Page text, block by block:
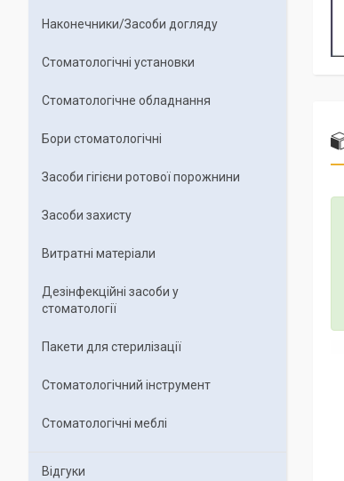
Наконечники/Засоби догляду
Стоматологічні установки
Стоматологічне обладнання
Бори стоматологічні
Засоби гігієни ротової порожнини
Засоби захисту
Витратні матеріали
Дезінфекційні засоби у
стоматології
Пакети для стерилізації
Стоматологічний інструмент
Стоматологічні меблі
Відгуки